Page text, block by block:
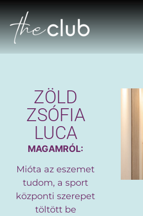
ZÖLD
ZSÓFIA
LUCA
MAGAMRÓL:
Mióta az eszemet
tudom, a sport
központi szerepet
töltött be